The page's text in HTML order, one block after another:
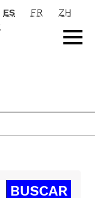
ES FR
ZH